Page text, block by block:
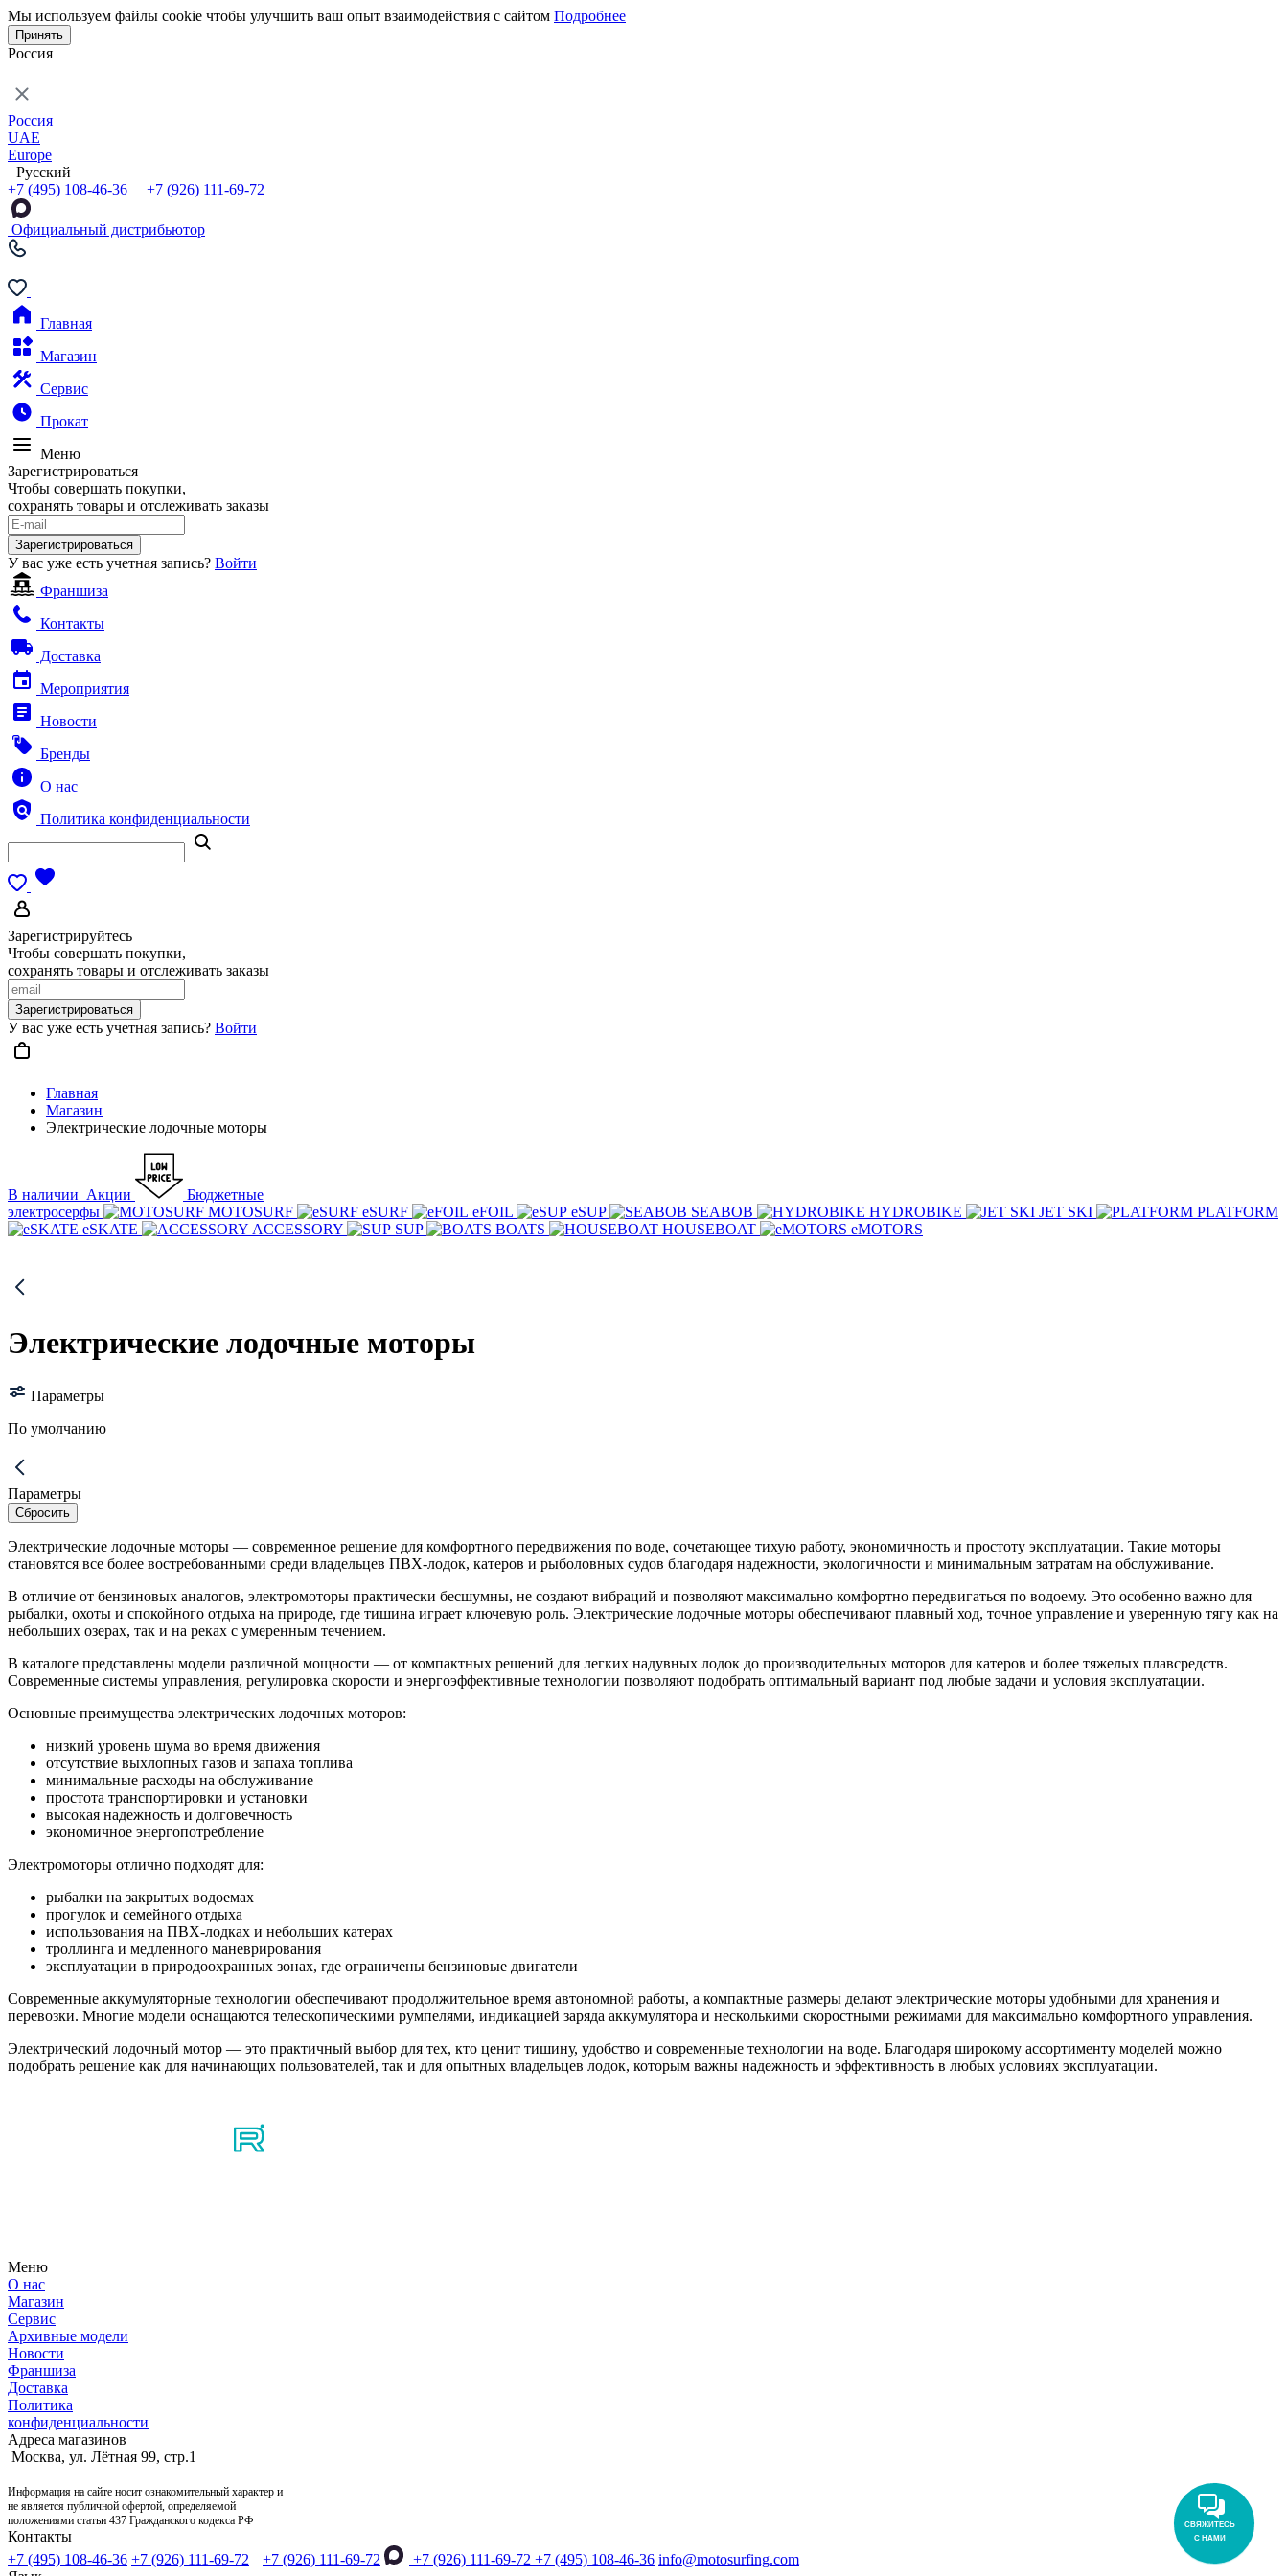
Мы используем файлы cookie чтобы улучшить ваш опыт взаимодействия с сайтом Подробнее
Принять
Россия
Россия
UAE
Europe
Русский
+7 (495) 108-46-36
+7 (926) 111-69-72
Официальный дистрибьютор
Главная
Магазин
Сервис
Прокат
Меню
Зарегистрироваться
Чтобы совершать покупки,
сохранять товары и отслеживать заказы
Зарегистрироваться
У вас уже есть учетная запись? Войти
Франшиза
Контакты
Доставка
Мероприятия
Новости
Бренды
О нас
Политика конфиденциальности
Зарегистрируйтесь
Чтобы совершать покупки,
сохранять товары и отслеживать заказы
Зарегистрироваться
У вас уже есть учетная запись? Войти
Главная
Магазин
Электрические лодочные моторы
В наличии Акции
Бюджетные
электросерфы
MOTOSURF eSURF eFOIL eSUP SEABOB HYDROBIKE JET SKI
PLATFORM
eSKATE
ACCESSORY SUP BOATS HOUSEBOAT eMOTORS
Электрические лодочные моторы
Параметры
По умолчанию
Параметры
Электрические лодочные моторы — современное решение для комфортного передвижения по воде, сочетающее тихую работу, экономичность и простоту эксплуатации. Такие моторы
становятся все более востребованными среди владельцев ПВХ-лодок, катеров и рыболовных судов благодаря надежности, экологичности и минимальным затратам на обслуживание.
В отличие от бензиновых аналогов, электромоторы практически бесшумны, не создают вибраций и позволяют максимально комфортно передвигаться по водоему. Это особенно важно для
рыбалки, охоты и спокойного отдыха на природе, где тишина играет ключевую роль. Электрические лодочные моторы обеспечивают плавный ход, точное управление и уверенную тягу как на
небольших озерах, так и на реках с умеренным течением.
В каталоге представлены модели различной мощности — от компактных решений для легких надувных лодок до производительных моторов для катеров и более тяжелых плавсредств.
Современные системы управления, регулировка скорости и энергоэффективные технологии позволяют подобрать оптимальный вариант под любые задачи и условия эксплуатации.
Основные преимущества электрических лодочных моторов:
низкий уровень шума во время движения
отсутствие выхлопных газов и запаха топлива
минимальные расходы на обслуживание
простота транспортировки и установки
высокая надежность и долговечность
экономичное энергопотребление
Электромоторы отлично подходят для:
рыбалки на закрытых водоемах
прогулок и семейного отдыха
использования на ПВХ-лодках и небольших катерах
троллинга и медленного маневрирования
эксплуатации в природоохранных зонах, где ограничены бензиновые двигатели
Современные аккумуляторные технологии обеспечивают продолжительное время автономной работы, а компактные размеры делают электрические моторы удобными для хранения и
перевозки. Многие модели оснащаются телескопическими румпелями, индикацией заряда аккумулятора и несколькими скоростными режимами для максимально комфортного управления.
Электрический лодочный мотор — это практичный выбор для тех, кто ценит тишину, удобство и современные технологии на воде. Благодаря широкому ассортименту моделей можно
подобрать решение как для начинающих пользователей, так и для опытных владельцев лодок, которым важны надежность и эффективность в любых условиях эксплуатации.
Меню
О нас
Магазин
Сервис
Архивные модели
Новости
Франшиза
Доставка
Политика
конфиденциальности
Адреса магазинов
Москва, ул. Лётная 99, стр.1
Информация на сайте носит ознакомительный характер и
не является публичной офертой, определяемой
положениями статьи 437 Гражданского кодекса РФ
Контакты
+7 (495) 108-46-36 +7 (926) 111-69-72 +7 (926) 111-69-72 +7 (926) 111-69-72 +7 (495) 108-46-36 info@motosurfing.com
СВЯЖИТЕСЬ
С НАМИ